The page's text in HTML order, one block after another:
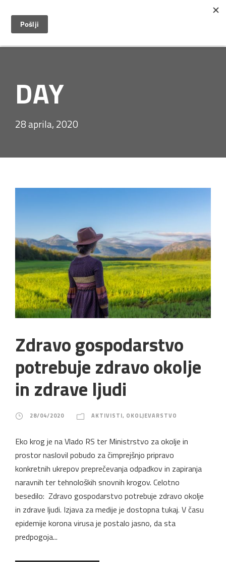
DAY
28 aprila, 2020
Zdravo gospodarstvo
potrebuje zdravo okolje
in zdrave ljudi
28/04/2020 AKTIVISTI, OKOLJEVARSTVO
Eko krog je na Vlado RS ter Ministrstvo za okolje in
prostor naslovil pobudo za čimprejšnjo pripravo
konkretnih ukrepov preprečevanja odpadkov in zapiranja
naravnih ter tehnoloških snovnih krogov. Celotno
besedilo: Zdravo gospodarstvo potrebuje zdravo okolje
in zdrave ljudi. Izjava za medije je dostopna tukaj. V času
epidemije korona virusa je postalo jasno, da sta
predpogoja...